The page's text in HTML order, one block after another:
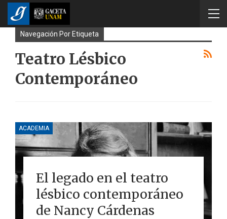
Navegación Por Etiqueta
Teatro Lésbico
Contemporáneo
ACADEMIA
El legado en el teatro
lésbico contemporáneo
de Nancy Cárdenas